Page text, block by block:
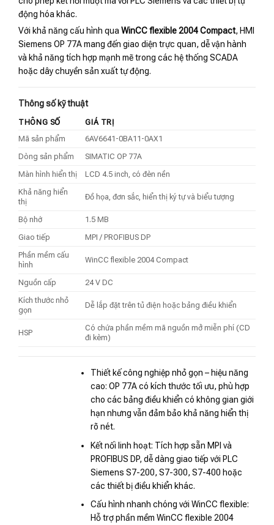
động hóa khác.
Với khả năng cấu hình quaWinCC flexible 2004 Compact, HMI
Siemens OP 77A mang đến giao diện trực quan, dễ vận hành
và khả năng tích hợp mạnh mẽ trong các hệ thống SCADA
hoặc dây chuyền sản xuất tự động.
Thông số kỹ thuật
THÔNG SỐ
GIÁ TRỊ
Mã sản phẩm
6AV6641-0BA11-0AX1
Dòng sản phẩm
SIMATIC OP 77A
Màn hình hiển thị
LCD 4.5 inch, có đèn nền
Khả năng hiển
thị
Đồ họa, đơn sắc, hiển thị ký tự và biểu tượng
Bộ nhớ
1.5 MB
Giao tiếp
MPI / PROFIBUS DP
Phần mềm cấu
hình
WinCC flexible 2004 Compact
Nguồn cấp
24 V DC
Kích thước nhỏ
gọn
Dễ lắp đặt trên tủ điện hoặc bảng điều khiển
HSP
Có chứa phần mềm mã nguồn mở miễn phí (CD
đi kèm)
Thiết kế công nghiệp nhỏ gọn – hiệu năng
cao: OP 77A có kích thước tối ưu, phù hợp
cho các bảng điều khiển có không gian giới
hạn nhưng vẫn đảm bảo khả năng hiển thị
rõ nét.
Kết nối linh hoạt: Tích hợp sẵn MPI và
PROFIBUS DP, dễ dàng giao tiếp với PLC
Siemens S7-200, S7-300, S7-400 hoặc
các thiết bị điều khiển khác.
Cấu hình nhanh chóng với WinCC flexible:
Hỗ trợ phần mềm WinCC flexible 2004